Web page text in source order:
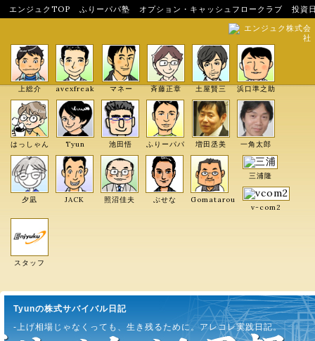
エンジュクTOP ふりーパパ塾 オプション・キャッシュフロークラブ
投資
エンジュク株式会
社
上総介 avexfreak マネー 斉藤正章 土屋賢三 浜口準之助
はっしゃん Tyun 池田悟 ふりーパパ 増田丞美 一角太郎
夕凪 JACK 照沼佳夫 ぶせな Gomatarou
三浦隆
v-com2
スタッフ
Tyunの株式サバイバル日記
-上げ相場じゃなくっても、生き残るために。アレコレ実践日記。